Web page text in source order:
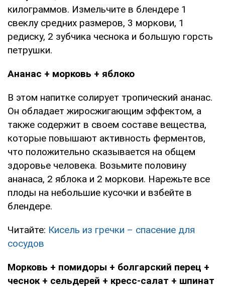
килограммов. Измельчите в блендере 1
свеклу средних размеров, 3 моркови, 1
редиску, 2 зубчика чеснока и большую горсть
петрушки.
Ананас + морковь + яблоко
В этом напитке солирует тропический ананас.
Он обладает жиросжигающим эффектом, а
также содержит в своем составе вещества,
которые повышают активность ферментов,
что положительно сказывается на общем
здоровье человека. Возьмите половину
ананаса, 2 яблока и 2 моркови. Нарежьте все
плоды на небольшие кусочки и взбейте в
блендере.
Читайте: Кисель из гречки – спасение для
сосудов
Морковь + помидоры + болгарский перец +
чеснок + сельдерей + кресс-салат + шпинат